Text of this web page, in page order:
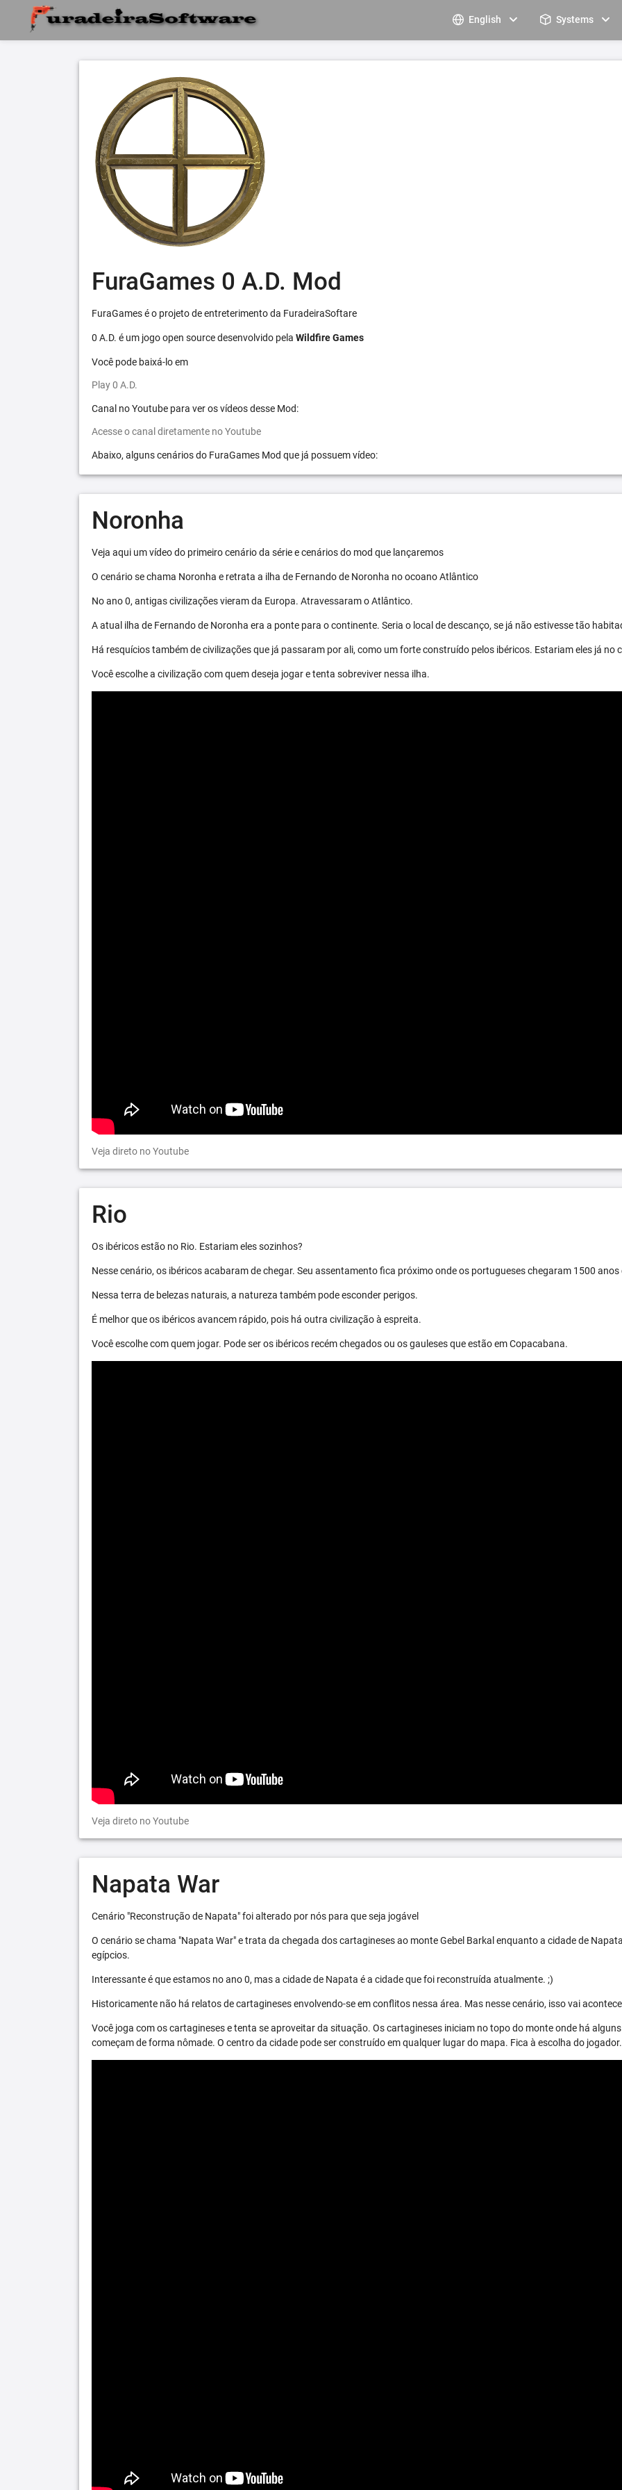
English Systems
FuraGames 0 A.D. Mod
FuraGames é o projeto de entreterimento da FuradeiraSoftare
0 A.D. é um jogo open source desenvolvido pela Wildfire Games
Você pode baixá-lo em
Play 0 A.D.
Canal no Youtube para ver os vídeos desse Mod:
Acesse o canal diretamente no Youtube
Abaixo, alguns cenários do FuraGames Mod que já possuem vídeo:
Noronha
Veja aqui um vídeo do primeiro cenário da série e cenários do mod que lançaremos
O cenário se chama Noronha e retrata a ilha de Fernando de Noronha no ocoano Atlântico
No ano 0, antigas civilizações vieram da Europa. Atravessaram o Atlântico.
A atual ilha de Fernando de Noronha era a ponte para o continente. Seria o local de descanço, se já não estivesse tão
Há resquícios também de civilizações que já passaram por ali, como um forte construído pelos ibéricos. Estariam eles já no
Você escolhe a civilização com quem deseja jogar e tenta sobreviver nessa ilha.
Veja direto no Youtube
Rio
Os ibéricos estão no Rio. Estariam eles sozinhos?
Nesse cenário, os ibéricos acabaram de chegar. Seu assentamento fica próximo onde os portugueses chegaram 1500 anos
Nessa terra de belezas naturais, a natureza também pode esconder perigos.
É melhor que os ibéricos avancem rápido, pois há outra civilização à espreita.
Você escolhe com quem jogar. Pode ser os ibéricos recém chegados ou os gauleses que estão em Copacabana.
Veja direto no Youtube
Napata War
Cenário "Reconstrução de Napata" foi alterado por nós para que seja jogável
O cenário se chama "Napata War" e trata da chegada dos cartagineses ao monte Gebel Barkal enquanto a cidade de
egípcios.
Interessante é que estamos no ano 0, mas a cidade de Napata é a cidade que foi reconstruída atualmente. ;)
Historicamente não há relatos de cartagineses envolvendo-se em conflitos nessa área. Mas nesse cenário, isso vai
Você joga com os cartagineses e tenta se aproveitar da situação. Os cartagineses iniciam no topo do monte onde há
começam de forma nômade. O centro da cidade pode ser construído em qualquer lugar do mapa. Fica à escolha do jogador.